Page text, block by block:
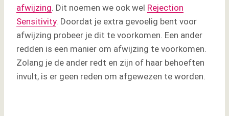
afwijzing. Dit noemen we ook wel Rejection
Sensitivity. Doordat je extra gevoelig bent voor
afwijzing probeer je dit te voorkomen. Een ander
redden is een manier om afwijzing te voorkomen.
Zolang je de ander redt en zijn of haar behoeften
invult, is er geen reden om afgewezen te worden.